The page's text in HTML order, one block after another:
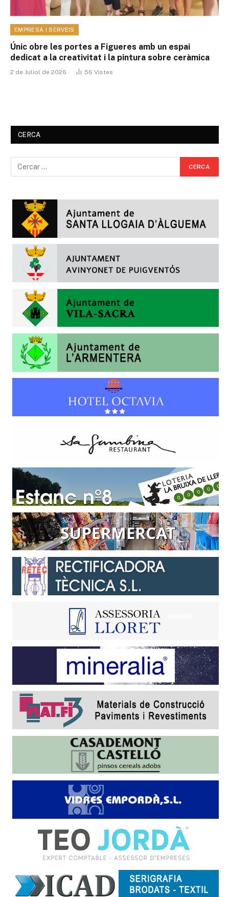
EMPRESA I SERVEIS
Únic obre les portes a Figueres amb un espai
dedicat a la creativitat i la pintura sobre ceràmica
2 de Juliol de 2026 56 Vistes
CERCA